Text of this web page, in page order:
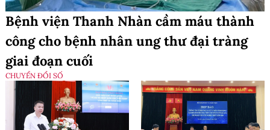
Bệnh viện Thanh Nhàn cầm máu thành
công cho bệnh nhân ung thư đại tràng
giai đoạn cuối
CHUYỂN ĐỔI SỐ